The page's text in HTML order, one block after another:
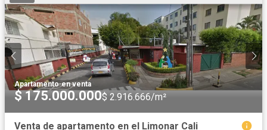
Apartamento·en venta
$ 175.000.000$ 2.916.666/m²
Venta de apartamento en el Limonar Cali